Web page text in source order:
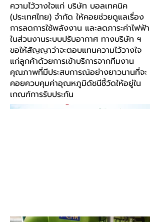
ความไว้วางใจแก่ บริษัท บอลเทคนิค
(ประเทศไทย) จำกัด ให้คอยช่วยดูแลเรื่อง
การลดการใช้พลังงาน และลดภาระค่าไฟฟ้า
ในส่วนงานระบบปรับอากาศ ทางบริษัท ฯ
ขอให้สัญญาว่าจะตอบแทนความไว้วางใจ
แก่ลูกค้าด้วยการเข้าบริการจากทีมงาน
คุณภาพที่มีประสบการณ์อย่างยาวนานที่จะ
คอยควบคุมค่าอุณหภูมิดัชนีชี้วัดให้อยู่ใน
เกณฑ์การรับประกัน